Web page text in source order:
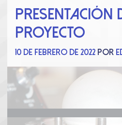
Presentación
proyecto
10 de febrero de 2022 por